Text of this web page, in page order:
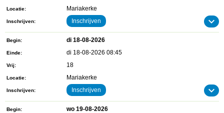
Locatie Mariakerke
Inschrijven Inschrijven
Begin di 18-08-2026
Einde di 18-08-2026 08:45
Vrij 18
Locatie Mariakerke
Inschrijven Inschrijven
Begin wo 19-08-2026